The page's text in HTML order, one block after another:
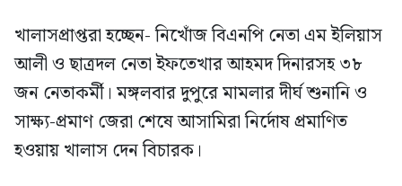
খালাসপ্রাপ্তরা হচ্ছেন- নিখোঁজ বিএনপি নেতা এম ইলিয়াস
আলী ও ছাত্রদল নেতা ইফতেখার আহমদ দিনারসহ ৩৮
জন নেতাকর্মী। মঙ্গলবার দুপুরে মামলার দীর্ঘ শুনানি ও
সাক্ষ্য-প্রমাণ জেরা শেষে আসামিরা নির্দোষ প্রমাণিত
হওয়ায় খালাস দেন বিচারক।